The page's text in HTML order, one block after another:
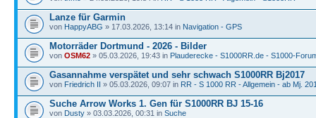
Lanze für Garmin
von HappyABG » 17.03.2026, 13:14 in Navigation - GPS
Motorräder Dortmund - 2026 - Bilder
von OSM62 » 05.03.2026, 19:43 in Plauderecke - S1000RR.de - S1000-
Gasannahme verspätet und sehr schwach S1000RR Bj2017
von Friedrich II » 05.03.2026, 09:07 in RR - S 1000 RR - Allgemein - ab Mj.
Suche Arrow Works 1. Gen für S1000RR BJ 15-16
von Dusty » 03.03.2026, 00:31 in Suche